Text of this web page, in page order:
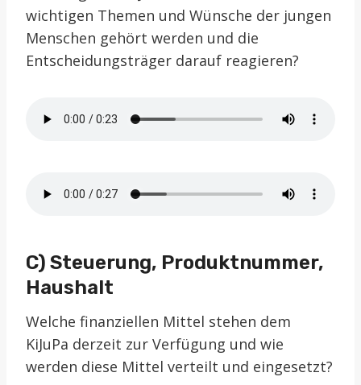
wichtigen Themen und Wünsche der jungen
Menschen gehört werden und die
Entscheidungsträger darauf reagieren?
C) Steuerung, Produktnummer,
Haushalt
Welche finanziellen Mittel stehen dem
KiJuPa derzeit zur Verfügung und wie
werden diese Mittel verteilt und eingesetzt?